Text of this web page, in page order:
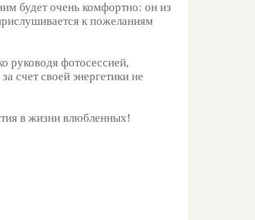
будет очень комфортно: он из
к пожеланиям
руководя фотосессией,
счет своей энергетики не
в жизни влюбленных!